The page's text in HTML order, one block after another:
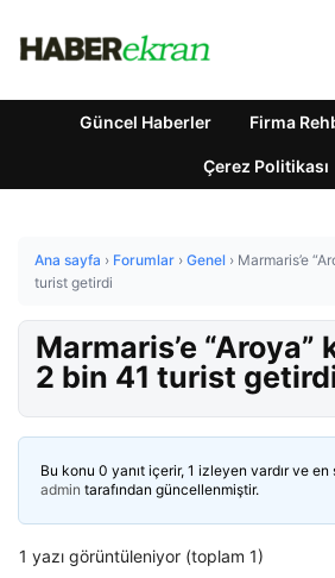
Güncel Haberler Firma
Çerez Politikası
Ana sayfa › Forumlar › Genel › Marmaris’e
turist getirdi
Marmaris’e
2 bin 41 turist
Bu konu 0 yanıt içerir, 1 izleyen vardır ve en
admin tarafından güncellenmiştir.
1 yazı görüntüleniyor (toplam 1)